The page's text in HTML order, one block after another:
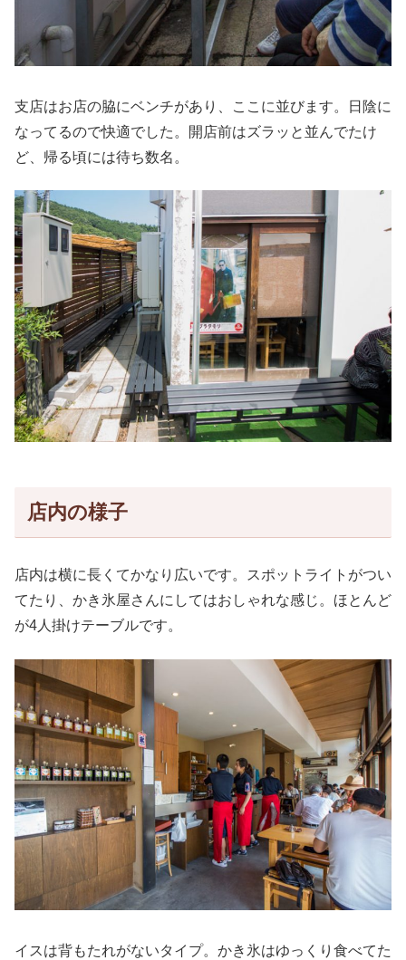
支店はお店の脇にベンチがあり、ここに並びます。日陰に
なってるので快適でした。開店前はズラッと並んでたけ
ど、帰る頃には待ち数名。
店内の様子
店内は横に長くてかなり広いです。スポットライトがつい
てたり、かき氷屋さんにしてはおしゃれな感じ。ほとんど
が4人掛けテーブルです。
イスは背もたれがないタイプ。かき氷はゆっくり食べてた